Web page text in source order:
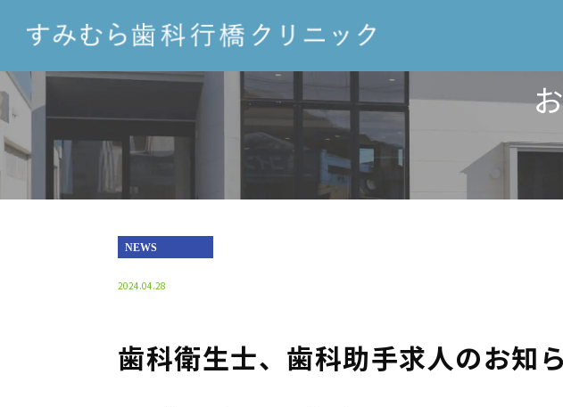
NEWS
2024.04.28
歯科衛生士、歯科助手求人のお知